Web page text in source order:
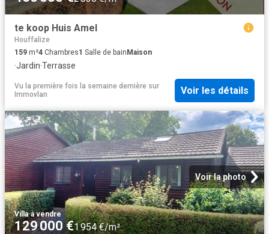
te koop Huis Amel
Houffalize
159 m²4 Chambres1 Salle de bain Maison
·Jardin·Terrasse
Vu la première fois la semaine dernière sur
Immovlan
Voir les détails
Voir la photo
Villa·à vendre
129 000 €1 954 €/m²